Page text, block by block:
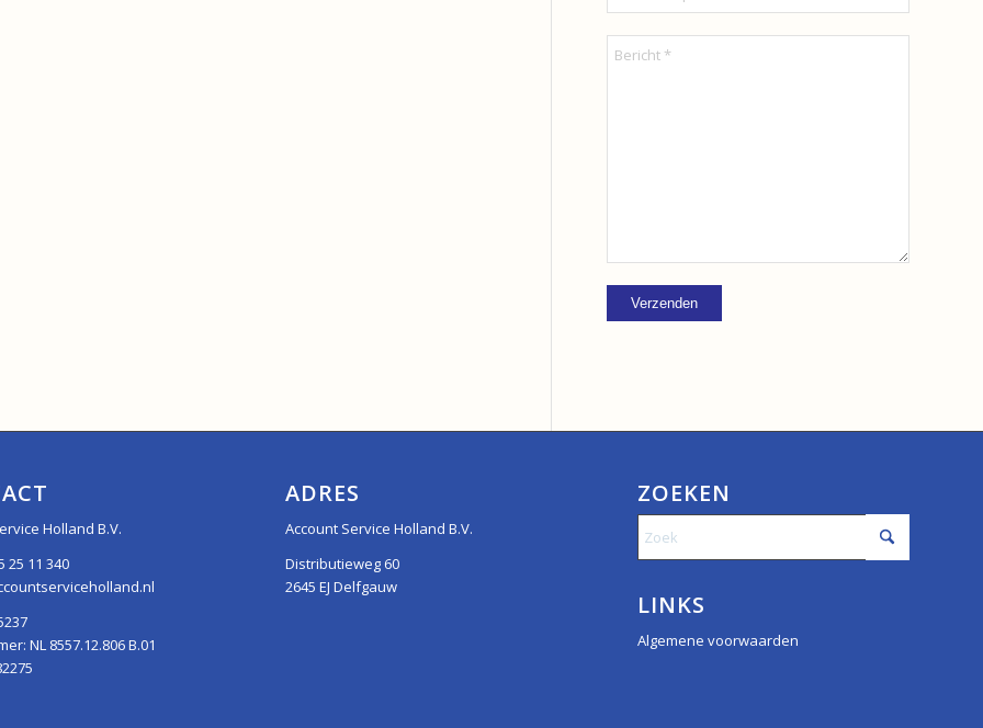
Holland B.V.
25 11 340
NL 8557.12.806 B.01
ADRES
Account Service Holland B.V.
Distributieweg 60
2645 EJ Delfgauw
ZOEKEN
LINKS
Algemene voorwaarden